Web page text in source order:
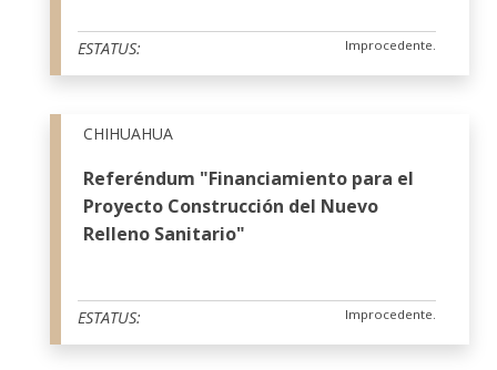
ESTATUS: Improcedente.
CHIHUAHUA
Referéndum "Financiamiento para el
Proyecto Construcción del Nuevo
Relleno Sanitario"
ESTATUS: Improcedente.